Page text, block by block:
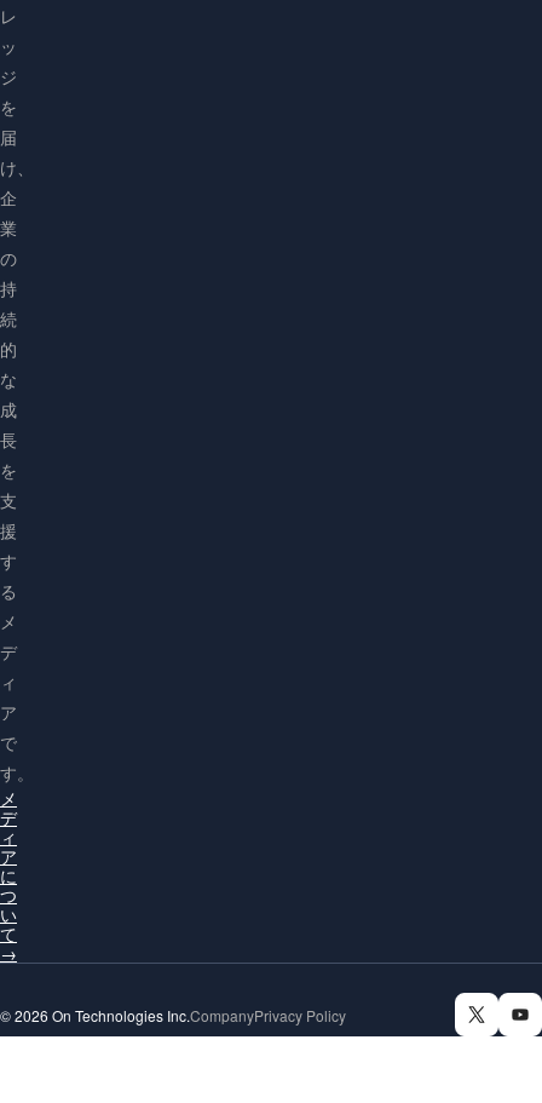
レ
ッ
ジ
を
届
け、
企
業
の
持
続
的
な
成
長
を
支
援
す
る
メ
デ
ィ
ア
で
す。
メ
デ
ィ
ア
に
つ
い
て
→
© 2026 On Technologies Inc.CompanyPrivacy Policy